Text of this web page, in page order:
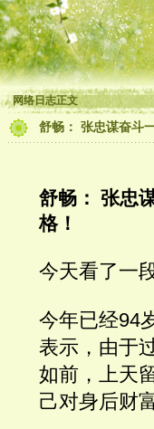
网络日志正文
舒畅： 张忠谋奋斗
舒畅： 张忠
格！
今天看了一
今年已经94
表示，由于
如前，上天
己对身后财